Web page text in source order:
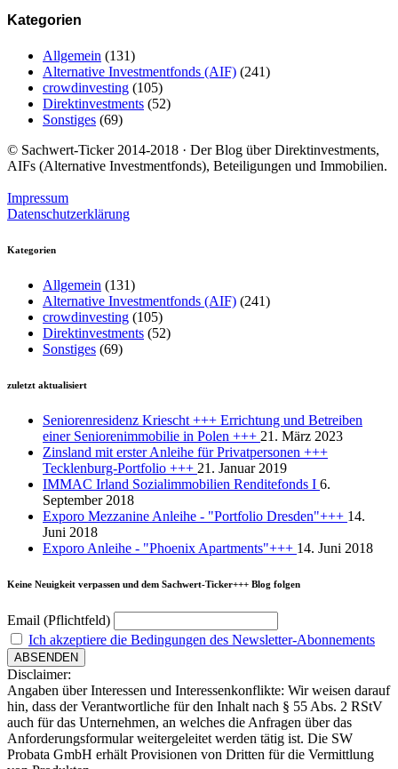
Kategorien
Allgemein (131)
Alternative Investmentfonds (AIF) (241)
crowdinvesting (105)
Direktinvestments (52)
Sonstiges (69)
© Sachwert-Ticker 2014-2018 · Der Blog über Direktinvestments,
AIFs (Alternative Investmentfonds), Beteiligungen und Immobilien.
Impressum
Datenschutzerklärung
Kategorien
Allgemein (131)
Alternative Investmentfonds (AIF) (241)
crowdinvesting (105)
Direktinvestments (52)
Sonstiges (69)
zuletzt aktualisiert
Seniorenresidenz Kriescht +++ Errichtung und Betreiben
einer Seniorenimmobilie in Polen +++ 21. März 2023
Zinsland mit erster Anleihe für Privatpersonen +++
Tecklenburg-Portfolio +++ 21. Januar 2019
IMMAC Irland Sozialimmobilien Renditefonds I 6.
September 2018
Exporo Mezzanine Anleihe - "Portfolio Dresden"+++ 14.
Juni 2018
Exporo Anleihe - "Phoenix Apartments"+++ 14. Juni 2018
Keine Neuigkeit verpassen und dem Sachwert-Ticker+++ Blog folgen
Email (Pflichtfeld)
Ich akzeptiere die Bedingungen des Newsletter-Abonnements
Disclaimer:
Angaben über Interessen und Interessenkonflikte: Wir weisen darauf
hin, dass der Verantwortliche für den Inhalt nach § 55 Abs. 2 RStV
auch für das Unternehmen, an welches die Anfragen über das
Anforderungsformular weitergeleitet werden tätig ist. Die SW
Probata GmbH erhält Provisionen von Dritten für die Vermittlung